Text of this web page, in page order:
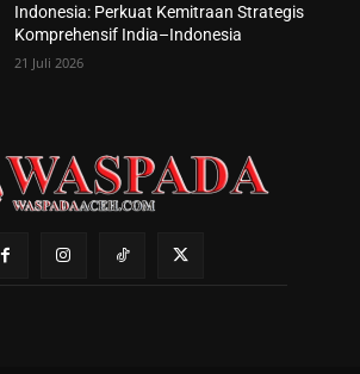
Indonesia: Perkuat Kemitraan Strategis
Komprehensif India–Indonesia
21 Juli 2026